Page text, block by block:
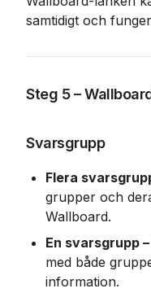
samtidigt och
Steg 5 –
Svarsgrupp
Flera
grupper och
Wallboard.
En svarsgrupp
med både
information.